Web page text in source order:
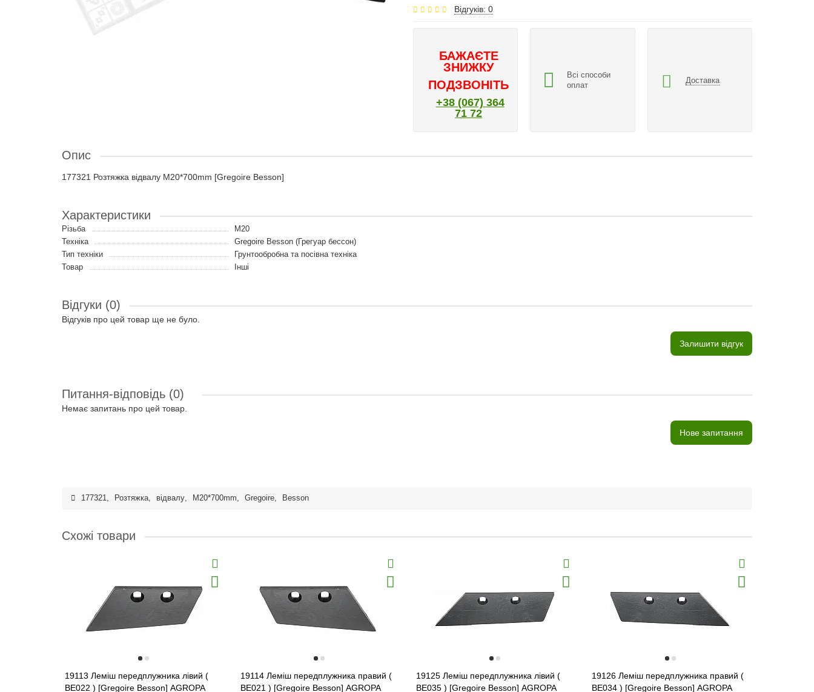
Відгуків: 0
БАЖАЄТЕ
ЗНИЖКУ
ПОДЗВОНІТЬ
+38 (067) 364
71 72
Всі способи
оплат
Доставка
Опис
177321 Розтяжка відвалу M20*700mm [Gregoire Besson]
Характеристики
Різьба
M20
Техніка
Gregoire Besson (Грегуар бессон)
Тип техніки
Грунтообробна та посівна техніка
Товар
Інші
Відгуки (0)
Відгуків про цей товар ще не було.
Залишити відгук
Питання-відповідь (0)
Немає запитань про цей товар.
Нове запитання
177321, Розтяжка, відвалу, M20*700mm, Gregoire, Besson
Схожі товари
19113 Леміш передплужника лівий (
BE022 ) [Gregoire Besson] AGROPA
19114 Леміш передплужника правий (
BE021 ) [Gregoire Besson] AGROPA
19125 Леміш передплужника лівий (
BE035 ) [Gregoire Besson] AGROPA
19126 Леміш передплужника правий (
BE034 ) [Gregoire Besson] AGROPA